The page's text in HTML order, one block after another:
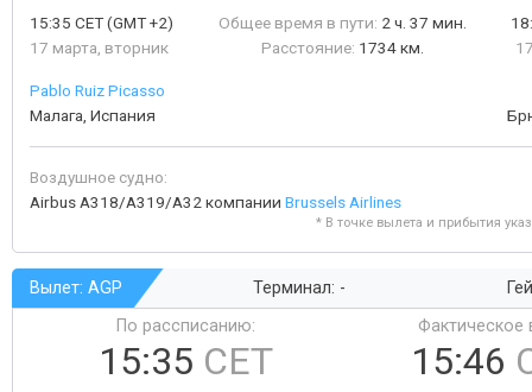
15:35 CET(GMT +2)
17 марта, вторник
Общее время в пути: 2 ч. 37 мин.
Расстояние: 1734 км.
Pablo Ruiz Picasso
Малага, Испания
Воздушное судно:
Airbus A318/A319/A32 компании Brussels Airlines
* В точке вылета и прибытия
Вылет: AGP Терминал: -
По рассписанию:
15:35 CET
Фактическое
15:46